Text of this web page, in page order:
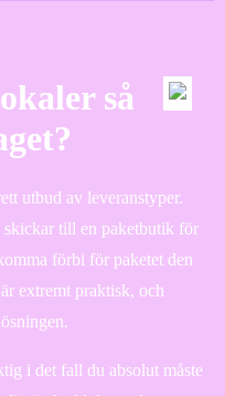
så
utbud av leveranstyper.
skickar till en paketbutik för
förbi för paketet den
extremt praktisk, och
i det fall du absolut måste